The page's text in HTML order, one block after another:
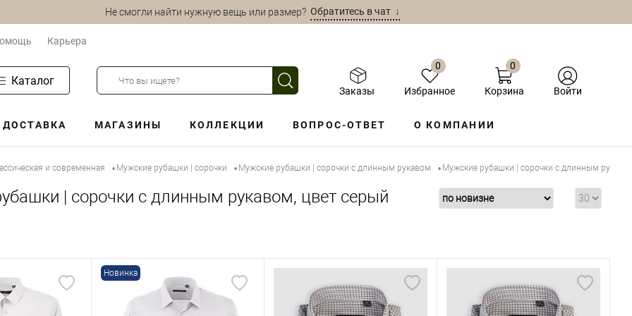
Не смогли найти нужную вещь или размер?Обратитесь в чат ↓
Карьера
Каталог
Заказы
0
Избранное
0
Корзина Войти
ДОСТАВКА МАГАЗИНЫ КОЛЛЕКЦИИ ВОПРОС-ОТВЕТ О КОМПАНИИ
и современная • Мужские рубашки | сорочки • Мужские рубашки | сорочки с длинным рукавом • Мужские рубашки | сорочки с длинным
| сорочки с длинным рукавом, цвет серый
Новинка